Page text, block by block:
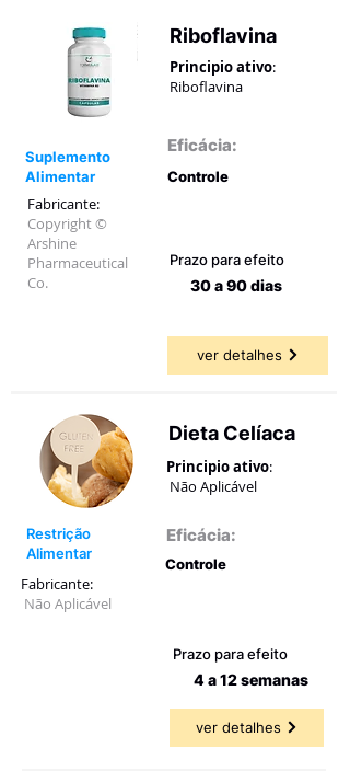
Suplemento
Alimentar
Fabricante:
Copyright ©
Arshine
Pharmaceutical
Co.
Riboflavina
Principio ativo:
Riboflavina
Eficácia:
Controle
Prazo para efeito
30 a 90 dias
ver detalhes
Restrição
Alimentar
Fabricante:
Não Aplicável
Dieta Celíaca
Principio ativo:
Não Aplicável
Eficácia:
Controle
Prazo para efeito
4 a 12 semanas
ver detalhes